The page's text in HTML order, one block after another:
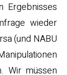
Ergebnisses
wieder
(und NABU
Wir müssen